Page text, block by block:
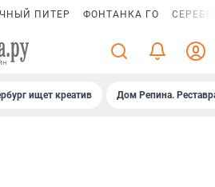
ПИТЕР ФОНТАНКА ГО
ищет креатив Дом Репина.